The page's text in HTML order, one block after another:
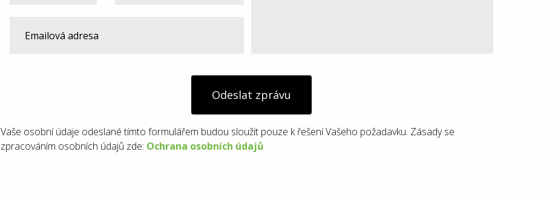
Odeslat zprávu
Vaše osobní údaje odeslané tímto formulářem budou sloužit pouze k řešení Vašeho požadavku. Zásady se
zpracováním osobních údajů zde: Ochrana osobních údajů